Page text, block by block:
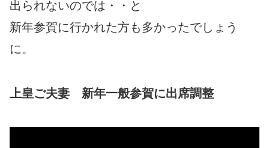
出られないのでは・・と
新年参賀に行かれた方も多かったでしょう
に。
上皇ご夫妻 新年一般参賀に出席調整